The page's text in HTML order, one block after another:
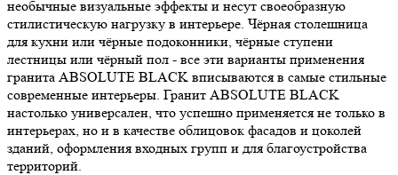
необычные визуальные эффекты и несут своеобразную
стилистическую нагрузку в интерьере. Чёрная столешница
для кухни или чёрные подоконники, чёрные ступени
лестницы или чёрный пол - все эти варианты применения
гранита ABSOLUTE BLACK вписываются в самые стильные
современные интерьеры. Гранит ABSOLUTE BLACK
настолько универсален, что успешно применяется не только в
интерьерах, но и в качестве облицовок фасадов и цоколей
зданий, оформления входных групп и для благоустройства
территорий.